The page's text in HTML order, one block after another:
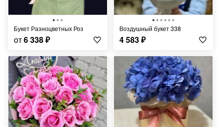
Букет Разноцветных Роз
от6 338₽
Воздушный букет 338
4 583₽